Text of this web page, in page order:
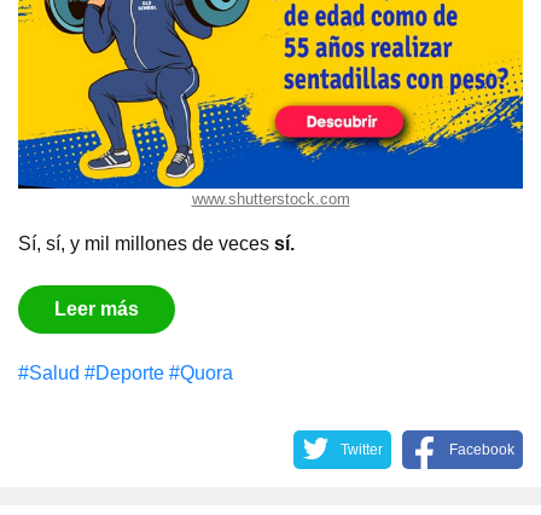
www.shutterstock.com
Sí, sí, y mil millones de veces sí.
Leer más
#Salud #Deporte #Quora
Twitter Facebook